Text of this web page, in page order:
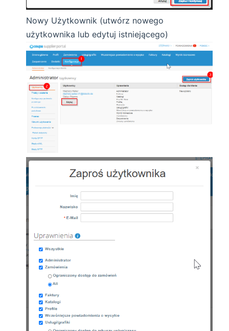
Nowy Użytkownik (utwórz nowego
użytkownika lub edytuj istniejącego)